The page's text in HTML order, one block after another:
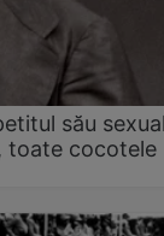
său
toate cocotele